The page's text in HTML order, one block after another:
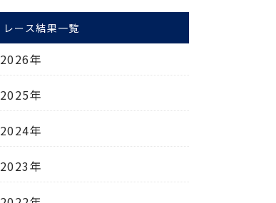
レース結果一覧
2026年
2025年
2024年
2023年